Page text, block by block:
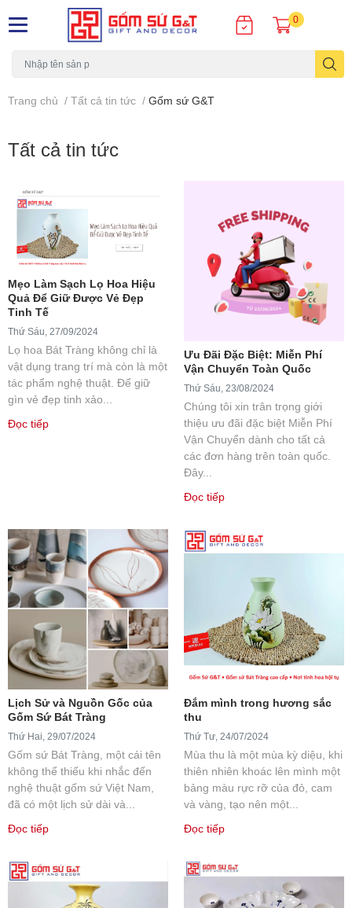
0
Trang chủ / Tất cả tin tức / Gốm sứ G&T
Tất cả tin tức
Mẹo Làm Sạch Lọ Hoa Hiệu
Quả Để Giữ Được Vẻ Đẹp
Tinh Tế
Thứ Sáu, 27/09/2024
Lọ hoa Bát Tràng không chỉ là
vật dụng trang trí mà còn là một
tác phẩm nghệ thuật. Để giữ
gìn vẻ đẹp tinh xảo...
Đọc tiếp
Ưu Đãi Đặc Biệt: Miễn Phí
Vận Chuyển Toàn Quốc
Thứ Sáu, 23/08/2024
Chúng tôi xin trân trọng giới
thiệu ưu đãi đặc biệt Miễn Phí
Vận Chuyển dành cho tất cả
các đơn hàng trên toàn quốc.
Đây...
Đọc tiếp
Lịch Sử và Nguồn Gốc của
Gốm Sứ Bát Tràng
Thứ Hai, 29/07/2024
Gốm sứ Bát Tràng, một cái tên
không thể thiếu khi nhắc đến
nghệ thuật gốm sứ Việt Nam,
đã có một lịch sử dài và...
Đọc tiếp
Đắm mình trong hương sắc
thu
Thứ Tư, 24/07/2024
Mùa thu là một mùa kỳ diệu, khi
thiên nhiên khoác lên mình một
bảng màu rực rỡ của đỏ, cam
và vàng, tạo nên một...
Đọc tiếp